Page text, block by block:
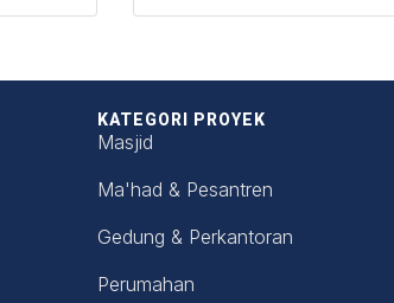
KATEGORI PROYEK
Masjid
Ma'had & Pesantren
Gedung & Perkantoran
Perumahan